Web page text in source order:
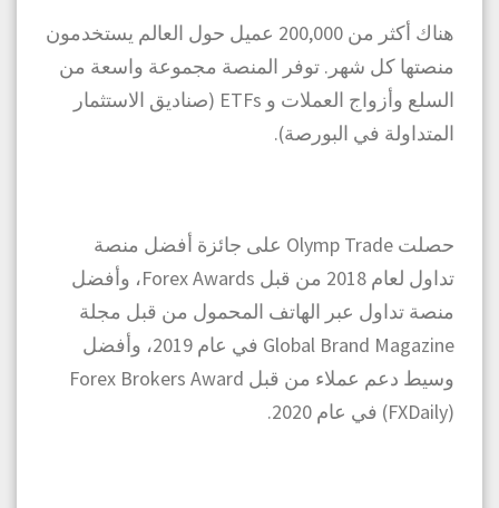
هناك أكثر من 200,000 عميل حول العالم يستخدمون
منصتها كل شهر. توفر المنصة مجموعة واسعة من
السلع وأزواج العملات و ETFs (صناديق الاستثمار
المتداولة في البورصة).
حصلت Olymp Trade على جائزة أفضل منصة
تداول لعام 2018 من قبل Forex Awards، وأفضل
منصة تداول عبر الهاتف المحمول من قبل مجلة
Global Brand Magazine في عام 2019، وأفضل
وسيط دعم عملاء من قبل Forex Brokers Award
(FXDaily) في عام 2020.